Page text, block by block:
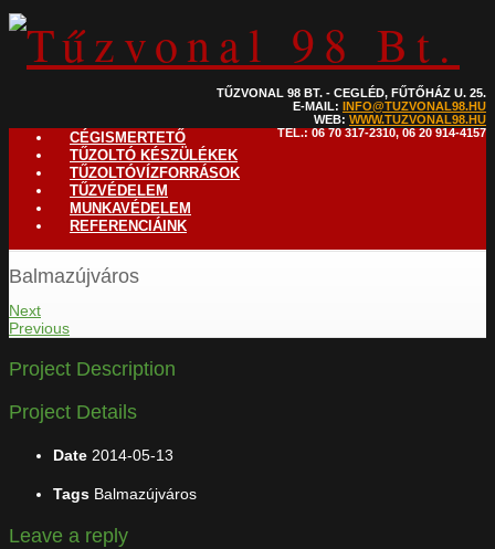
TŰZVONAL 98 BT. - CEGLÉD, FŰTŐHÁZ U. 25.
E-MAIL: INFO@TUZVONAL98.HU
WEB: WWW.TUZVONAL98.HU
TEL.: 06 70 317-2310, 06 20 914-4157
CÉGISMERTETŐ
TŰZOLTÓ KÉSZÜLÉKEK
TŰZOLTÓVÍZFORRÁSOK
TŰZVÉDELEM
MUNKAVÉDELEM
REFERENCIÁINK
Balmazújváros
Next
Previous
Project Description
Project Details
Date 2014-05-13
Tags Balmazújváros
Leave a reply